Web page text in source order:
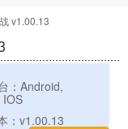
v1.00.13
：Android,
IOS
：v1.00.13